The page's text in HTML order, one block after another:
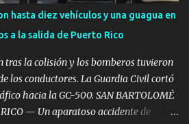
del incidente, la sala operativa del
y Seguridad (CECOES) 112
de máxima urgencia que
del Servicio de Urgencias
hasta diez vehículos y una guagua en
a la salida de Puerto Rico
tras la colisión y los bomberos tuvieron
los conductores. La Guardia Civil cortó
hacia la GC-500. SAN BARTOLOMÉ
— Un aparatoso accidente de